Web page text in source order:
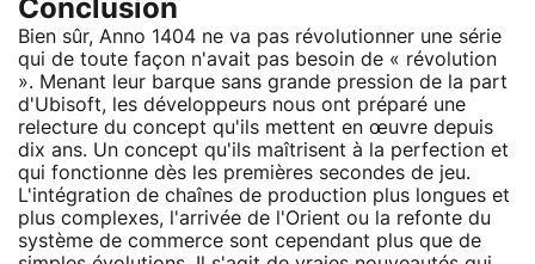
Conclusion
Bien sûr, Anno 1404 ne va pas révolutionner une série
qui de toute façon n'avait pas besoin de « révolution
». Menant leur barque sans grande pression de la part
d'Ubisoft, les développeurs nous ont préparé une
relecture du concept qu'ils mettent en œuvre depuis
dix ans. Un concept qu'ils maîtrisent à la perfection et
qui fonctionne dès les premières secondes de jeu.
L'intégration de chaînes de production plus longues et
plus complexes, l'arrivée de l'Orient ou la refonte du
système de commerce sont cependant plus que de